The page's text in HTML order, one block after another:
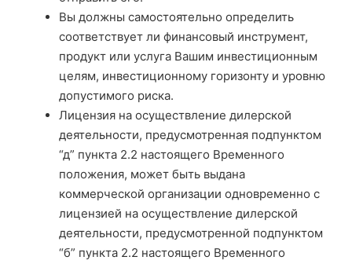
Вы должны самостоятельно определить
соответствует ли финансовый инструмент,
продукт или услуга Вашим инвестиционным
целям, инвестиционному горизонту и уровню
допустимого риска.
Лицензия на осуществление дилерской
деятельности, предусмотренная подпунктом
“д” пункта 2.2 настоящего Временного
положения, может быть выдана
коммерческой организации одновременно с
лицензией на осуществление дилерской
деятельности, предусмотренной подпунктом
“б” пункта 2.2 настоящего Временного